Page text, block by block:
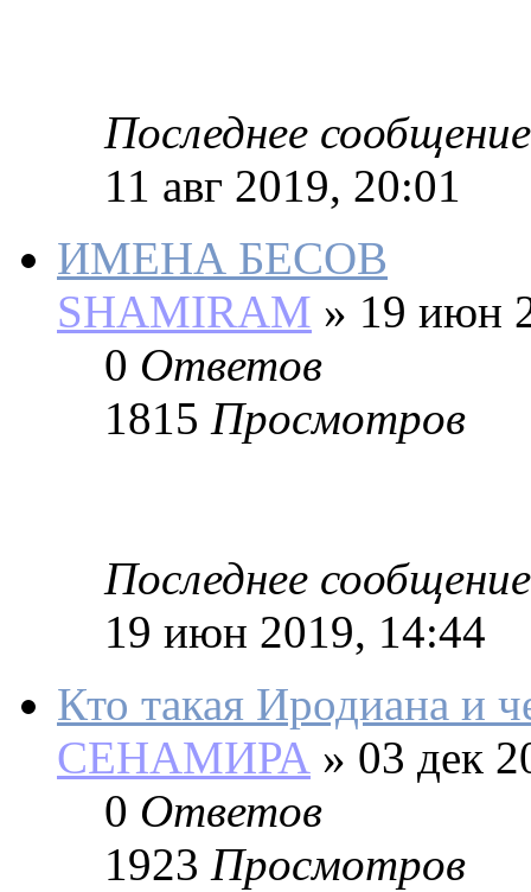
Последнее сообщение
11 авг 2019, 20:01
ИМЕНА БЕСОВ
SHAMIRAM » 19 июн
0 Ответов
1815 Просмотров
Последнее сообщение
19 июн 2019, 14:44
Кто такая Иродиана и
СЕНАМИРА » 03 дек
0 Ответов
1923 Просмотров